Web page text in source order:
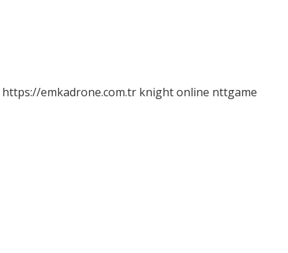
https://emkadrone.com.tr knight online nttgame